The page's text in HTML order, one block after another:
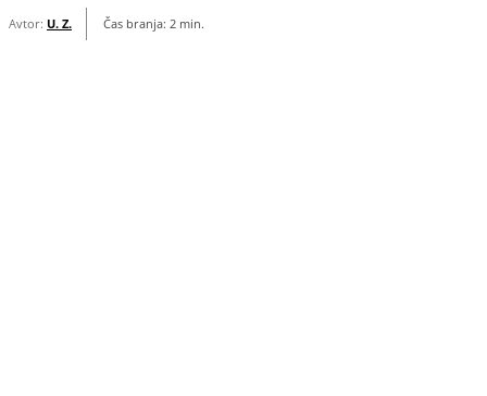
Avtor: U. Z. Čas branja: 2 min.